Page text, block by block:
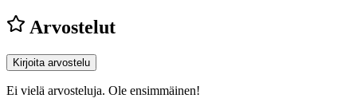
Arvostelut
Kirjoita arvostelu
Ei vielä arvosteluja. Ole ensimmäinen!